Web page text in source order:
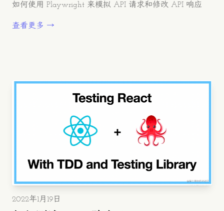
如何使用 Playwright 来模拟 API 请求和修改 API 响应
查看更多 →
发布时间
2022年1月19日